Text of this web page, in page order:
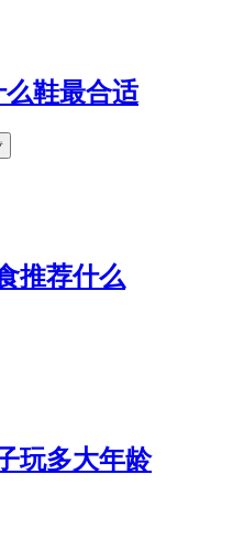
鞋最合适
推荐什么
玩多大年龄